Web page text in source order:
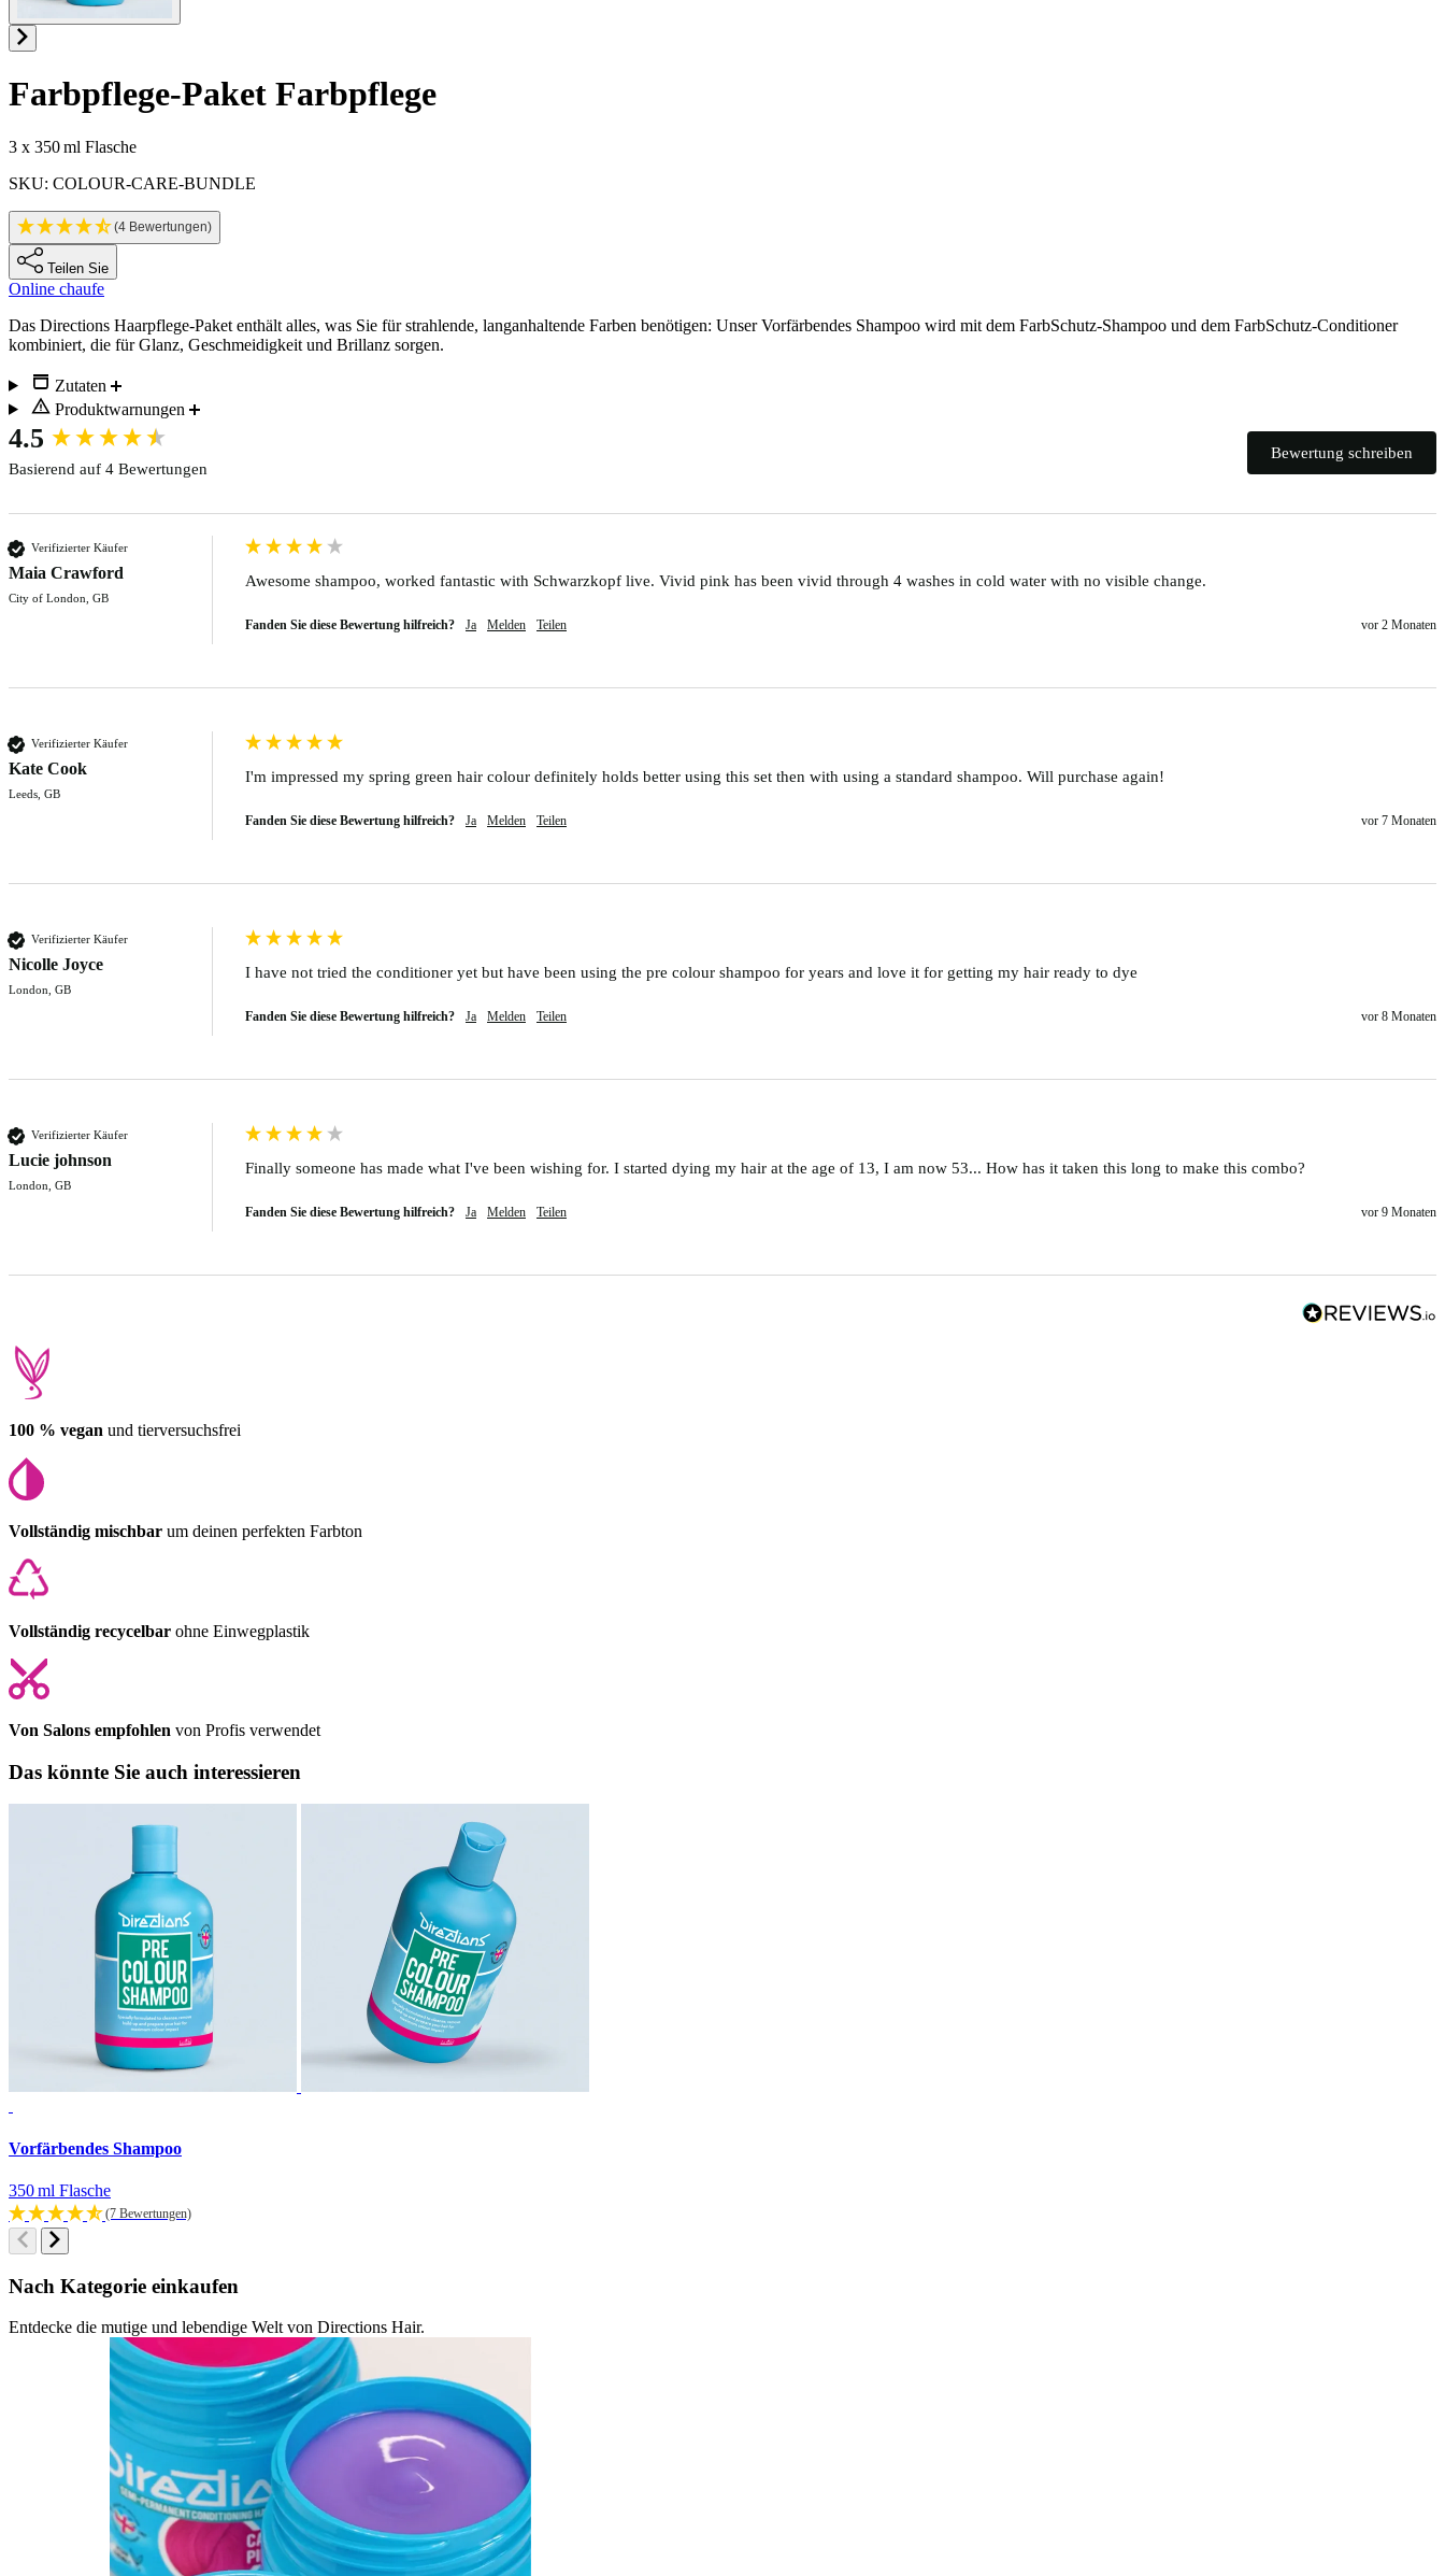
Farbpflege-Paket Farbpflege
Produktinformatione
3 x 350 ml Flasche
SKU: COLOUR-CARE-BUNDLE
(4 Bewertungen)
Teilen Sie
Online chaufe
Description
Das Directions Haarpflege-Paket enthält alles, was Sie für strahlende, langanhaltende Farben benötigen: Unser Vorfärbendes Shampoo wird mit dem FarbSchutz-Shampoo und dem FarbSchutz-Conditioner
kombiniert, die für Glanz, Geschmeidigkeit und Brillanz sorgen.
Zutaten
Produktwarnungen
4.5
Basierend auf 4 Bewertungen
Bewertung schreiben
Verifizierter Käufer
Maia Crawford
City of London, GB
Awesome shampoo, worked fantastic with Schwarzkopf live. Vivid pink has been vivid through 4 washes in cold water with no visible change.
Fanden Sie diese Bewertung hilfreich? Ja Melden Teilen vor 2 Monaten
Verifizierter Käufer
Kate Cook
Leeds, GB
I'm impressed my spring green hair colour definitely holds better using this set then with using a standard shampoo. Will purchase again!
Fanden Sie diese Bewertung hilfreich? Ja Melden Teilen vor 7 Monaten
Verifizierter Käufer
Nicolle Joyce
London, GB
I have not tried the conditioner yet but have been using the pre colour shampoo for years and love it for getting my hair ready to dye
Fanden Sie diese Bewertung hilfreich? Ja Melden Teilen vor 8 Monaten
Verifizierter Käufer
Lucie johnson
London, GB
Finally someone has made what I've been wishing for. I started dying my hair at the age of 13, I am now 53... How has it taken this long to make this combo?
Fanden Sie diese Bewertung hilfreich? Ja Melden Teilen vor 9 Monaten
New content loaded
100 % vegan und tierversuchsfrei
Vollständig mischbar um deinen perfekten Farbton
Vollständig recycelbar ohne Einwegplastik
Von Salons empfohlen von Profis verwendet
Das könnte Sie auch interessieren
Vorfärbendes Shampoo
350 ml Flasche
(7 Bewertungen)
Nach Kategorie einkaufen
Entdecke die mutige und lebendige Welt von Directions Hair.